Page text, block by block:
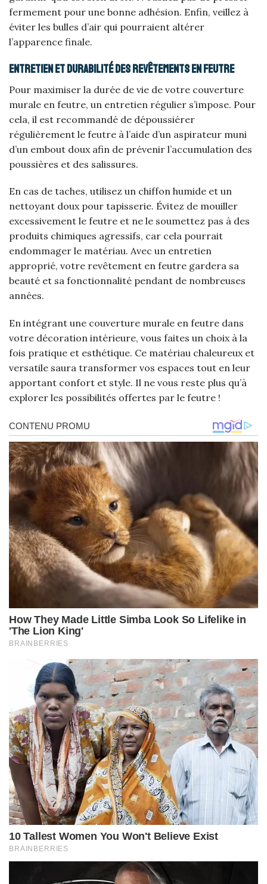
fermement pour une bonne adhésion. Enfin, veillez à
éviter les bulles d’air qui pourraient altérer
l’apparence finale.
Entretien et durabilité des revêtements en feutre
Pour maximiser la durée de vie de votre couverture
murale en feutre, un entretien régulier s’impose. Pour
cela, il est recommandé de dépoussiérer
régulièrement le feutre à l’aide d’un aspirateur muni
d’un embout doux afin de prévenir l’accumulation des
poussières et des salissures.
En cas de taches, utilisez un chiffon humide et un
nettoyant doux pour tapisserie. Évitez de mouiller
excessivement le feutre et ne le soumettez pas à des
produits chimiques agressifs, car cela pourrait
endommager le matériau. Avec un entretien
approprié, votre revêtement en feutre gardera sa
beauté et sa fonctionnalité pendant de nombreuses
années.
En intégrant une couverture murale en feutre dans
votre décoration intérieure, vous faites un choix à la
fois pratique et esthétique. Ce matériau chaleureux et
versatile saura transformer vos espaces tout en leur
apportant confort et style. Il ne vous reste plus qu’à
explorer les possibilités offertes par le feutre !